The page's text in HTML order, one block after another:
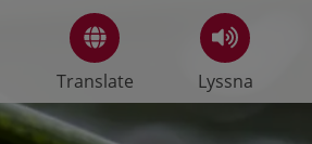
Translate Lyssna